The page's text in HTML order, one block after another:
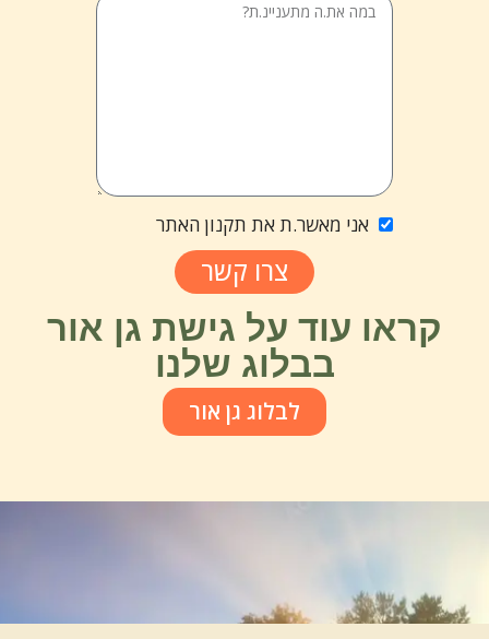
אני מאשר.ת את תקנון האתר
צרו קשר
קראו עוד על גישת גן אור
בבלוג שלנו
לבלוג גן אור